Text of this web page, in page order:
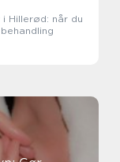
i Hillerød: når du